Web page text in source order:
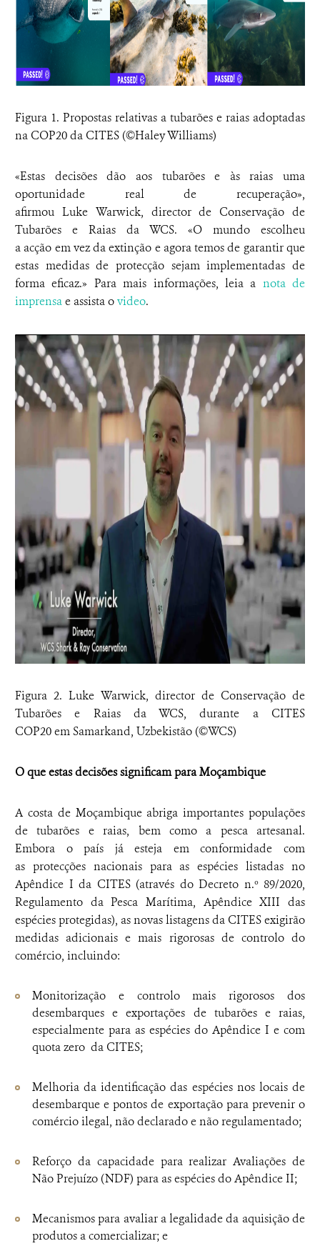
Figura 1. Propostas relativas a tubarões e raias adoptadas
na COP20 da CITES (©Haley Williams)
«Estas decisões dão aos tubarões e às raias uma
oportunidade real de recuperação»,
afirmou Luke Warwick, director de Conservação de
Tubarões e Raias da WCS. «O mundo escolheu
a acção em vez da extinção e agora temos de garantir que
estas medidas de protecção sejam implementadas de
forma eficaz.» Para mais informações, leia a nota de
imprensae assista ovideo.
Figura 2. Luke Warwick, director de Conservação de
Tubarões e Raias da WCS, durante a CITES
COP20 em Samarkand, Uzbekistão (©WCS)
O que estas decisões significam para Moçambique
A costa de Moçambique abriga importantes populações
de tubarões e raias, bem como a pesca artesanal.
Embora o país já esteja em conformidade com
as protecções nacionais para as espécies listadas no
Apêndice I da CITES (através do Decreto n.º 89/2020,
Regulamento da Pesca Marítima, Apêndice XIII das
espécies protegidas), as novas listagens da CITES exigirão
medidas adicionais e mais rigorosas de controlo do
comércio, incluindo:
Monitorização e controlo mais rigorosos dos
desembarques e exportações de tubarões e raias,
especialmente para as espécies do Apêndice I e com
quota zero da CITES;
Melhoria da identificação das espécies nos locais de
desembarque e pontos de exportação para prevenir o
comércio ilegal, não declarado e não regulamentado;
Reforço da capacidade para realizar Avaliações de
Não Prejuízo (NDF) para as espécies do Apêndice II;
Mecanismos para avaliar a legalidade da aquisição de
produtos a comercializar; e